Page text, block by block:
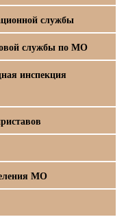
службы
службы по МО
инспекция
МО